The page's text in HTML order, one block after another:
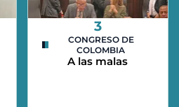
3
CONGRESO DE
COLOMBIA
A las malas